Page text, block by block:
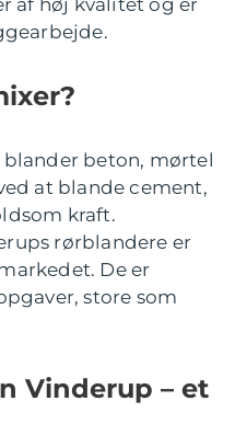
af høj kvalitet og er
blander beton, mørtel
at blande cement,
kraft.
rørblandere er
De er
store som
Vinderup – et